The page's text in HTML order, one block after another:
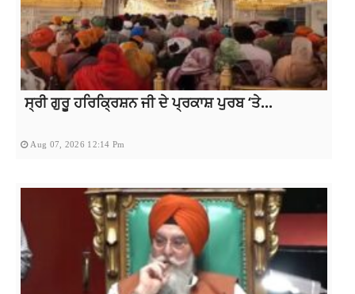
ਸ੍ਰੀ ਗੁਰੂ ਹਰਿਕ੍ਰਿਸ਼ਨ ਜੀ ਦੇ ਪ੍ਰਕਾਸ਼ ਪੁਰਬ ‘ਤੇ...
Aug 07, 2026 12:14 Pm